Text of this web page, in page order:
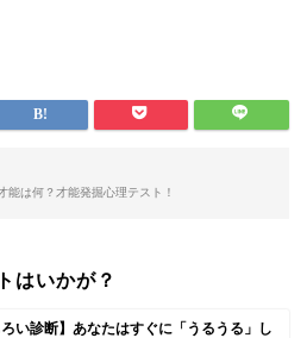
能は何？才能発掘心理テスト！
はいかが？
ろい診断】あなたはすぐに「うるうる」し